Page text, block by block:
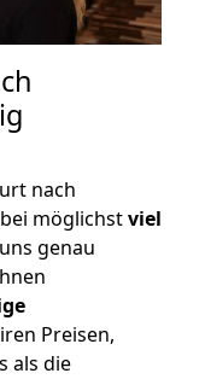
nach
möglichstviel
genau
Preisen,
als die